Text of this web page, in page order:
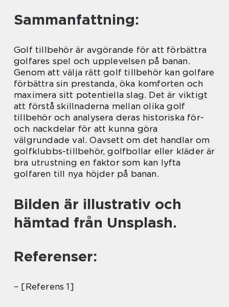
Sammanfattning:
Golf tillbehör är avgörande för att förbättra
golfares spel och upplevelsen på banan.
Genom att välja rätt golf tillbehör kan golfare
förbättra sin prestanda, öka komforten och
maximera sitt potentiella slag. Det är viktigt
att förstå skillnaderna mellan olika golf
tillbehör och analysera deras historiska för-
och nackdelar för att kunna göra
välgrundade val. Oavsett om det handlar om
golfklubbs-tillbehör, golfbollar eller kläder är
bra utrustning en faktor som kan lyfta
golfaren till nya höjder på banan.
Bilden är illustrativ och
hämtad från Unsplash.
Referenser:
– [Referens 1]